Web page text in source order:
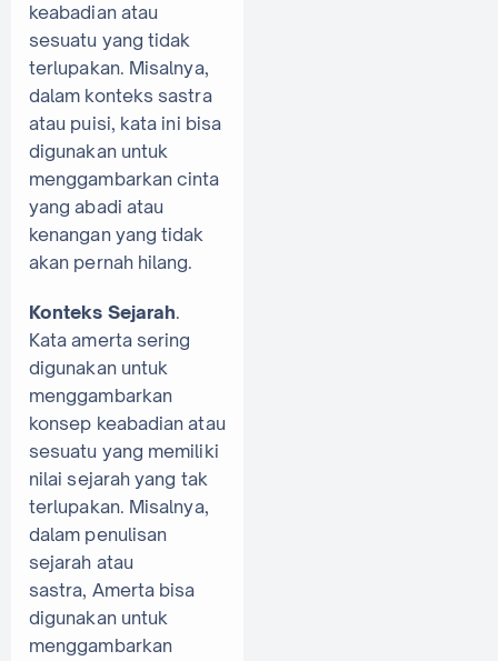
keabadian atau
sesuatu yang tidak
terlupakan. Misalnya,
dalam konteks sastra
atau puisi, kata ini bisa
digunakan untuk
menggambarkan cinta
yang abadi atau
kenangan yang tidak
akan pernah hilang.
Konteks Sejarah.
Kata amerta sering
digunakan untuk
menggambarkan
konsep keabadian atau
sesuatu yang memiliki
nilai sejarah yang tak
terlupakan. Misalnya,
dalam penulisan
sejarah atau
sastra, Amerta bisa
digunakan untuk
menggambarkan